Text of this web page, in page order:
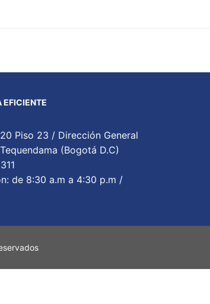
EFICIENTE
Piso 23 / Dirección General
(Bogotá D.C)
de 8:30 a.m a 4:30 p.m /